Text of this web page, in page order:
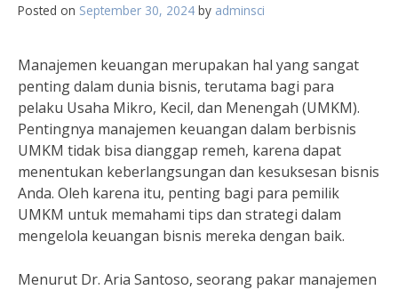
Posted on September 30, 2024 by adminsci
Manajemen keuangan merupakan hal yang sangat
penting dalam dunia bisnis, terutama bagi para
pelaku Usaha Mikro, Kecil, dan Menengah (UMKM).
Pentingnya manajemen keuangan dalam berbisnis
UMKM tidak bisa dianggap remeh, karena dapat
menentukan keberlangsungan dan kesuksesan bisnis
Anda. Oleh karena itu, penting bagi para pemilik
UMKM untuk memahami tips dan strategi dalam
mengelola keuangan bisnis mereka dengan baik.
Menurut Dr. Aria Santoso, seorang pakar manajemen